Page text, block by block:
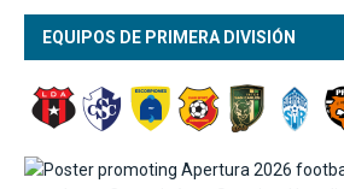
EQUIPOS DE PRIMERA DIVISIÓN